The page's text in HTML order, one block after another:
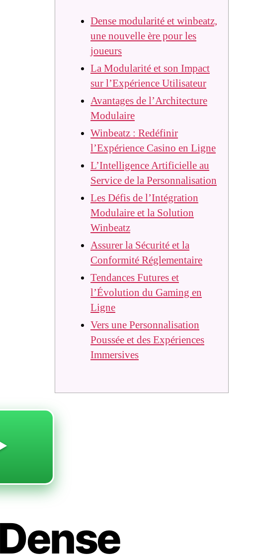
Dense modularité et winbeatz,
une nouvelle ère pour les
joueurs
La Modularité et son Impact
sur l’Expérience Utilisateur
Avantages de l’Architecture
Modulaire
Winbeatz : Redéfinir
l’Expérience Casino en Ligne
L’Intelligence Artificielle au
Service de la Personnalisation
Les Défis de l’Intégration
Modulaire et la Solution
Winbeatz
Assurer la Sécurité et la
Conformité Réglementaire
Tendances Futures et
l’Évolution du Gaming en
Ligne
Vers une Personnalisation
Poussée et des Expériences
Immersives
Dense